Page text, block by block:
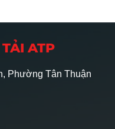
ATP
Phường Tân Thuận